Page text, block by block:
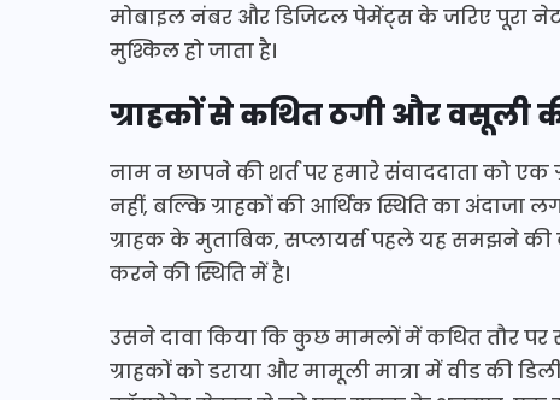
मोबाइल नंबर और डिजिटल पेमेंट्स के जरिए पूरा
मुश्किल हो जाता है।
ग्राहकों से कथित ठगी और वसूली
नाम न छापने की शर्त पर हमारे संवाददाता को एक
नहीं, बल्कि ग्राहकों की आर्थिक स्थिति का
ग्राहक के मुताबिक, सप्लायर्स पहले यह समझने की
करने की स्थिति में है।
उसने दावा किया कि कुछ मामलों में कथित तौर पर
ग्राहकों को डराया और मामूली मात्रा में वीड की